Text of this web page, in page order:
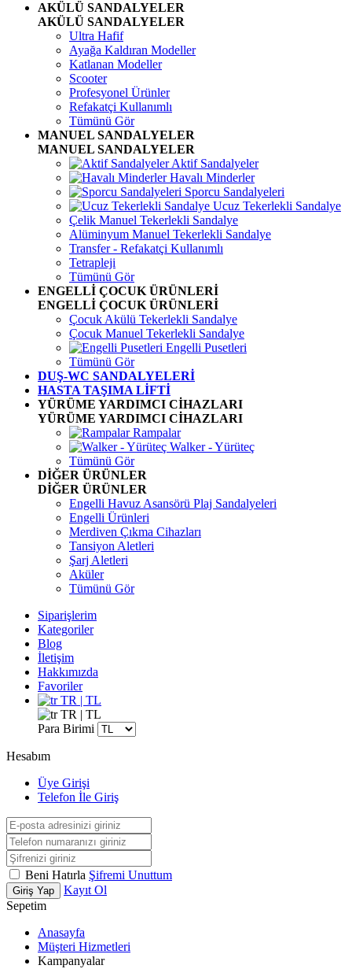
AKÜLÜ SANDALYELER
AKÜLÜ SANDALYELER
Ultra Hafif
Ayağa Kaldıran Modeller
Katlanan Modeller
Scooter
Profesyonel Ürünler
Refakatçi Kullanımlı
Tümünü Gör
MANUEL SANDALYELER
MANUEL SANDALYELER
Aktif Sandalyeler
Havalı Minderler
Sporcu Sandalyeleri
Ucuz Tekerlekli Sandalye
Çelik Manuel Tekerlekli Sandalye
Alüminyum Manuel Tekerlekli Sandalye
Transfer - Refakatçi Kullanımlı
Tetrapleji
Tümünü Gör
ENGELLİ ÇOCUK ÜRÜNLERİ
ENGELLİ ÇOCUK ÜRÜNLERİ
Çocuk Akülü Tekerlekli Sandalye
Çocuk Manuel Tekerlekli Sandalye
Engelli Pusetleri
Tümünü Gör
DUŞ-WC SANDALYELERİ
HASTA TAŞIMA LİFTİ
YÜRÜME YARDIMCI CİHAZLARI
YÜRÜME YARDIMCI CİHAZLARI
Rampalar
Walker - Yürüteç
Tümünü Gör
DİĞER ÜRÜNLER
DİĞER ÜRÜNLER
Engelli Havuz Asansörü Plaj Sandalyeleri
Engelli Ürünleri
Merdiven Çıkma Cihazları
Tansiyon Aletleri
Şarj Aletleri
Aküler
Tümünü Gör
Siparişlerim
Kategoriler
Blog
İletişim
Hakkımızda
Favoriler
TR | TL
TR | TL
Para Birimi
Hesabım
Üye Girişi
Telefon İle Giriş
Beni Hatırla Şifremi Unuttum
Giriş Yap
Kayıt Ol
Sepetim
Anasayfa
Müşteri Hizmetleri
Kampanyalar